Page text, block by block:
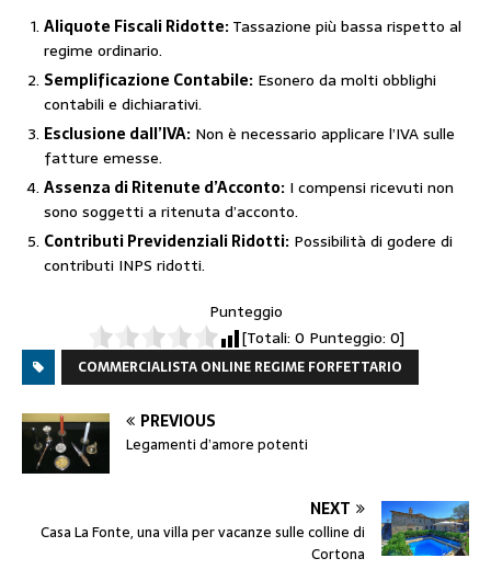
Aliquote Fiscali Ridotte:Tassazione più bassa rispetto al
regime ordinario.
Semplificazione Contabile: Esonero da molti obblighi
contabili e dichiarativi.
Esclusione dall’IVA: Non è necessario applicare l’IVA sulle
fatture emesse.
Assenza di Ritenute d’Acconto: I compensi ricevuti non
sono soggetti a ritenuta d’acconto.
Contributi Previdenziali Ridotti: Possibilità di godere di
contributi INPS ridotti.
Punteggio
[Totali: 0 Punteggio: 0]
COMMERCIALISTA ONLINE REGIME FORFETTARIO
PREVIOUS
Legamenti d’amore potenti
NEXT
Casa La Fonte, una villa per vacanze sulle colline di
Cortona